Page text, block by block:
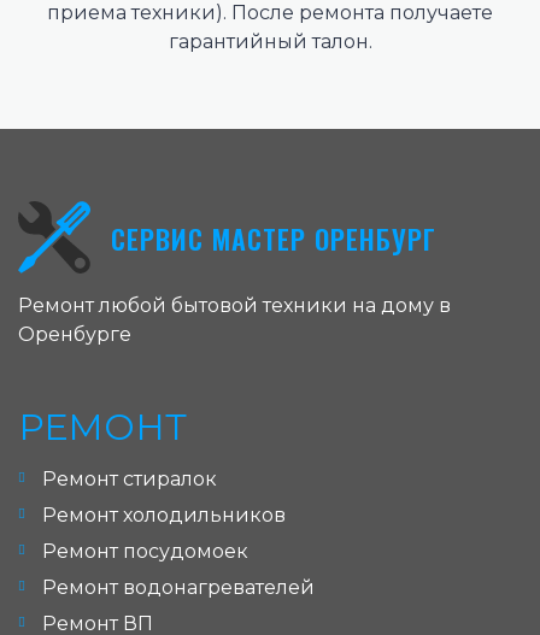
приема техники). После ремонта получаете
гарантийный талон.
СЕРВИС МАСТЕР ОРЕНБУРГ
Ремонт любой бытовой техники на дому в
Оренбурге
РЕМОНТ
Ремонт стиралок
Ремонт холодильников
Ремонт посудомоек
Ремонт водонагревателей
Ремонт ВП